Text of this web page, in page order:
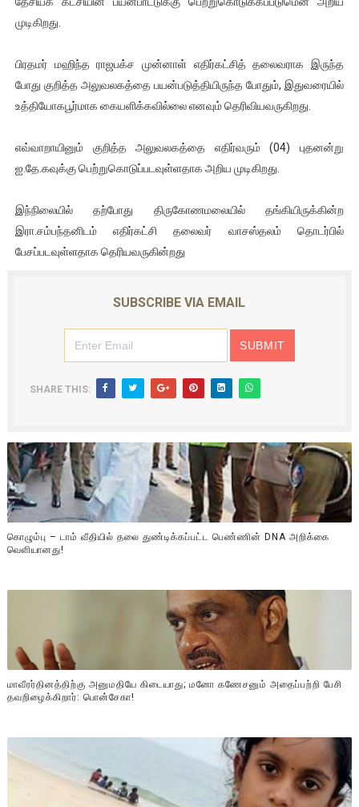
இளையராஜா – கமல் அவசர சந்திப்பு (படங்கள், விடியோ)
ஜனாதிபதி ஐக்கிய நாடுகளின் பொதுச் சபை கூட்டத்தில் இன்று
32 CM விநோத கன்றுக்குட்டி! (வீடியோ)
அல்வா கொடுக்கின்றது இலங்கை!
முடிகிறது.
பிரதமர் மஹிந்த ராஜபக்ச முன்னாள் எதிர்கட்சித் தலைவராக இருந்த
போது குறித்த அலுவலகத்தை பயன்படுத்தியிருந்த போதும், இதுவரையில்
உத்தியோகபூர்மாக கையளிக்கவில்லை எனவும் தெரிவியவருகிறது.
எவ்வாறாயினும் குறித்த அலுவலகத்தை எதிர்வரும் (04) புதனன்று
ஐ.தே.கவுக்கு பெற்றுகொடுப்படவுள்ளதாக அறிய முடிகிறது.
இந்நிலையில் தற்போது திருகோணமலையில் தங்கியிருக்கின்ற
இரா.சம்பந்தனிடம் எதிர்கட்சி தலைவர் வாசஸ்தலம் தொடர்பில்
பேசப்படவுள்ளதாக தெரியவருகின்றது
SUBSCRIBE VIA EMAIL
SHARE THIS:
கொழும்பு – டாம் வீதியில் தலை துண்டிக்கப்பட்ட பெண்ணின் DNA அறிக்கை
வௌியானது!
மாவீரர்தினத்திற்கு அனுமதியே கிடையாது; மனோ கணேசனும் அதைப்பற்றி பேசி
தவறிழைக்கிறார்: பொன்சேகா!